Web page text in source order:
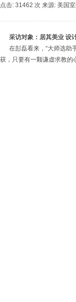
点击: 31462 次 来源: 美国
采访对象：居其美业 设
在彭磊看来，“大师选助
获，只要有一颗谦虚求教的